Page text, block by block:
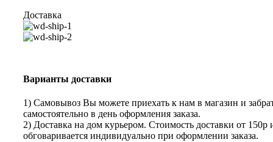
Доставка
Варианты доставки
1) Самовывоз Вы можете приехать к нам в магазин и
самостоятельно в день оформления заказа.
2) Доставка на дом курьером. Стоимость доставки от 150р
обговаривается индивидуально при оформлении заказа.